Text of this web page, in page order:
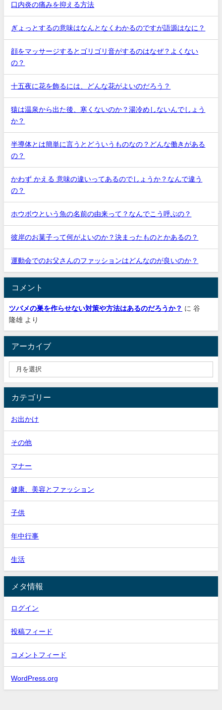
口内炎の痛みを抑える方法
ぎょっとするの意味はなんとなくわかるのですが語源はなに？
顔をマッサージするとゴリゴリ音がするのはなぜ？よくない
の？
十五夜に花を飾るには、どんな花がよいのだろう？
猿は温泉から出た後、寒くないのか？湯冷めしないんでしょう
か？
半導体とは簡単に言うとどういうものなの？どんな働きがある
の？
かわず かえる 意味の違いってあるのでしょうか？なんで違う
の？
ホウボウという魚の名前の由来って？なんでこう呼ぶの？
彼岸のお菓子って何がよいのか？決まったものとかあるの？
運動会でのお父さんのファッションはどんなのが良いのか？
コメント
ツバメの巣を作らせない対策や方法はあるのだろうか？ に 谷
隆雄 より
アーカイブ
カテゴリー
お出かけ
その他
マナー
健康、美容とファッション
子供
年中行事
生活
メタ情報
ログイン
投稿フィード
コメントフィード
WordPress.org